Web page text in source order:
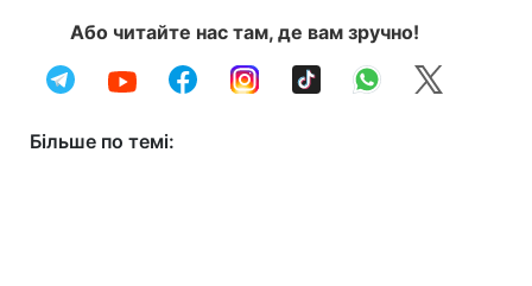
Або читайте нас там, де вам зручно!
Більше по темі: